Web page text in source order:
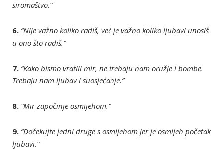
siromaštvo.”
6. “Nije važno koliko radiš, već je važno koliko ljubavi unosiš
u ono što radiš.”
7. “Kako bismo vratili mir, ne trebaju nam oružje i bombe.
Trebaju nam ljubav i suosjećanje.”
8. “Mir započinje osmijehom.”
9. “Dočekujte jedni druge s osmijehom jer je osmijeh početak
ljubavi.”